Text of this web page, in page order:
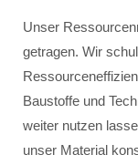
Unser
getragen. Wir
Baustoffe und
weiter nutzen
unser Material